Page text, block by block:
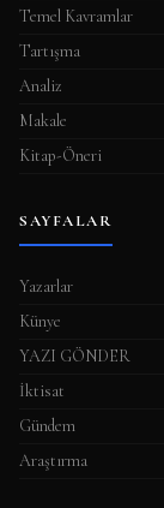
Temel Kavramlar
Tartışma
Analiz
Makale
Kitap-Öneri
SAYFALAR
Yazarlar
Künye
YAZI GÖNDER
İktisat
Gündem
Araştırma